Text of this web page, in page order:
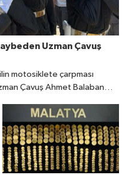
Uzman Çavuş
motosiklete çarpması
Çavuş Ahmet Balaban